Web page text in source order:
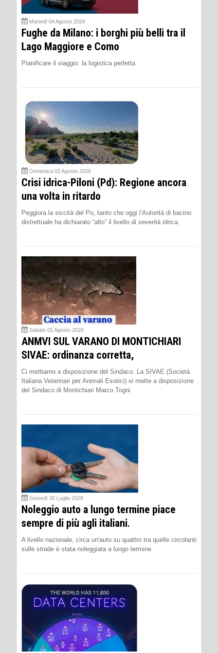
Martedì 04 Agosto 2026
Fughe da Milano: i borghi più belli tra il
Lago Maggiore e Como
Pianificare il viaggio: la logistica perfetta
Domenica 02 Agosto 2026
Crisi idrica-Piloni (Pd): Regione ancora
una volta in ritardo
Peggiora la siccità del Po, tanto che oggi l’Autorità di bacino
distrettuale ha dichiarato “alto” il livello di severità idrica.
Sabato 01 Agosto 2026
ANMVI SUL VARANO DI MONTICHIARI
SIVAE: ordinanza corretta,
Ci mettiamo a disposizione del Sindaco. La SIVAE (Società
Italiana Veterinari per Animali Esotici) si mette a disposizione
del Sindaco di Montichiari Marco Togni
Giovedì 30 Luglio 2026
Noleggio auto a lungo termine piace
sempre di più agli italiani.
A livello nazionale, circa un'auto su quattro tra quelle circolanti
sulle strade è stata noleggiata a lungo termine